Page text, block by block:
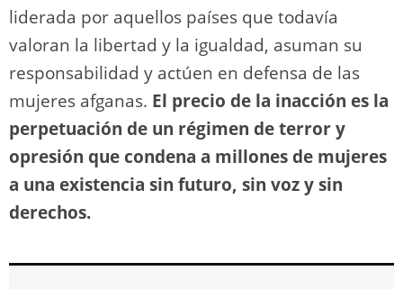
liderada por aquellos países que todavía
valoran la libertad y la igualdad, asuman su
responsabilidad y actúen en defensa de las
mujeres afganas. El precio de la inacción es la
perpetuación de un régimen de terror y
opresión que condena a millones de mujeres
a una existencia sin futuro, sin voz y sin
derechos.